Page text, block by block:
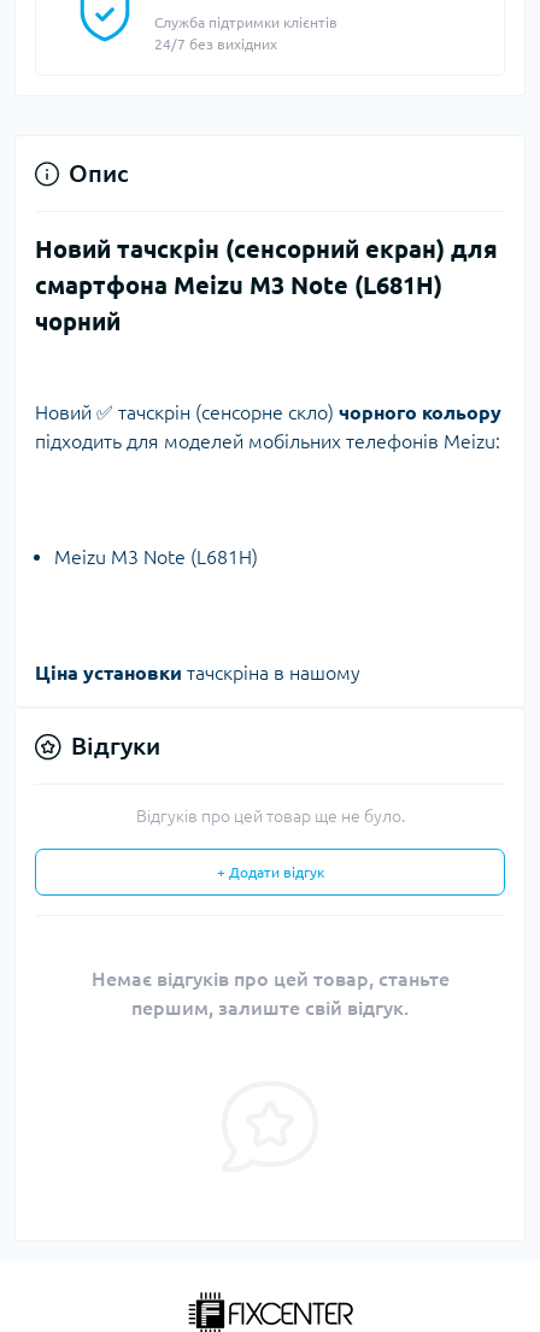
Служба підтримки клієнтів
24/7 без вихідних
Опис
Новий тачскрін (сенсорний екран) для
смартфона Meizu M3 Note (L681H)
чорний
Новий ✅ тачскрін (сенсорне скло) чорного кольору
підходить для моделей мобільних телефонів Meizu:
Meizu M3 Note (L681H)
Ціна установки тачскріна в нашому
Відгуки
Відгуків про цей товар ще не було.
+ Додати відгук
Немає відгуків про цей товар, станьте
першим, залиште свій відгук.